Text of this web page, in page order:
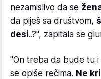
nezamislivo da se
da piješ sa društvom,
desi..?", zapitala se
"On treba da bude tu
se opiše rečima. Ne